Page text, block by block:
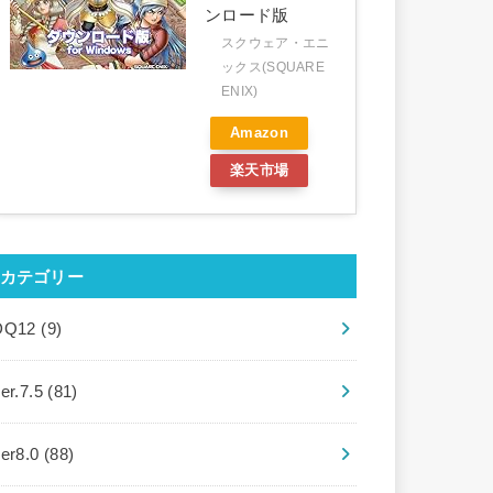
ンロード版
スクウェア・エニ
ックス(SQUARE
ENIX)
Amazon
楽天市場
カテゴリー
(9)
(81)
(88)